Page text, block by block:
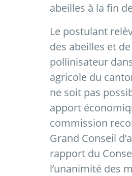
abeilles à la fin
Le postulant
des abeilles et
pollinisateur
agricole du
ne soit pas
apport
commission
Grand Conseil
rapport du
l’unanimité des